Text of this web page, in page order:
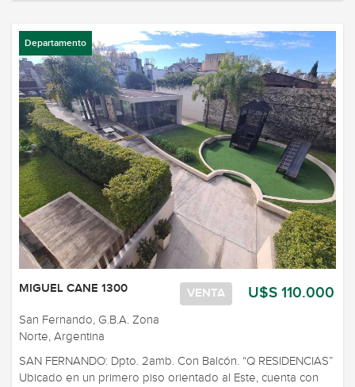
Departamento
U$S 110.000
VENTA
MIGUEL CANE 1300
San Fernando, G.B.A. Zona
Norte, Argentina
SAN FERNANDO: Dpto. 2amb. Con Balcón. “Q RESIDENCIAS”
Ubicado en un primero piso orientado al Este, cuenta con